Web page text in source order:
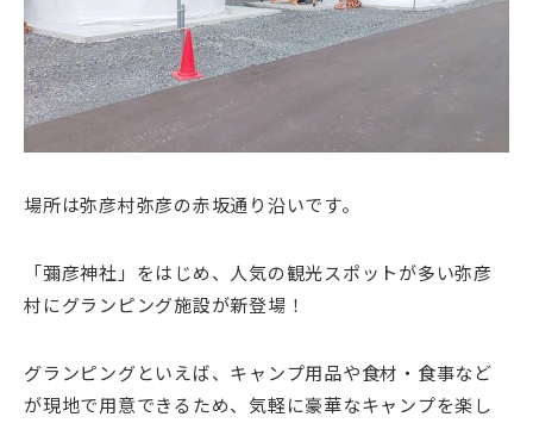
場所は弥彦村弥彦の赤坂通り沿いです。
「彌彦神社」をはじめ、人気の観光スポットが多い弥彦
村にグランピング施設が新登場！
グランピングといえば、キャンプ用品や食材・食事など
が現地で用意できるため、気軽に豪華なキャンプを楽し